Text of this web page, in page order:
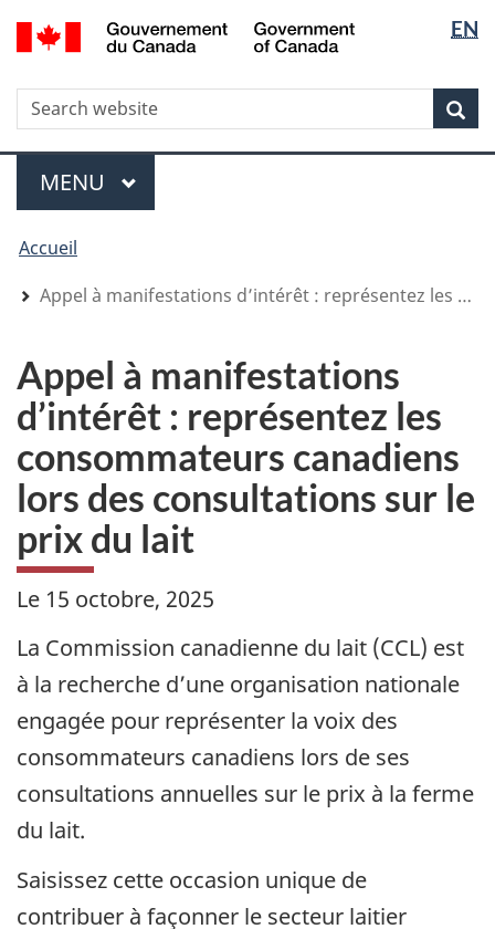
Aller
au
Skip
to
Passer
à
HTML
simplifiée
la
langue
la
langue
EN
WxT
Search
form
Menu
MENU PRINCIPAL
are
here
Accueil
Appel à manifestations d’intérêt : représentez les consommateurs canadiens lors des consultations sur le prix du lait
Appel à manifestations
d’intérêt : représentez les
consommateurs canadiens
lors des consultations sur le
prix du lait
Le 15 octobre, 2025
La Commission canadienne du lait (CCL) est
à la recherche d’une organisation nationale
engagée pour représenter la voix des
consommateurs canadiens lors de ses
consultations annuelles sur le prix à la ferme
du lait.
Saisissez cette occasion unique de
contribuer à façonner le secteur laitier